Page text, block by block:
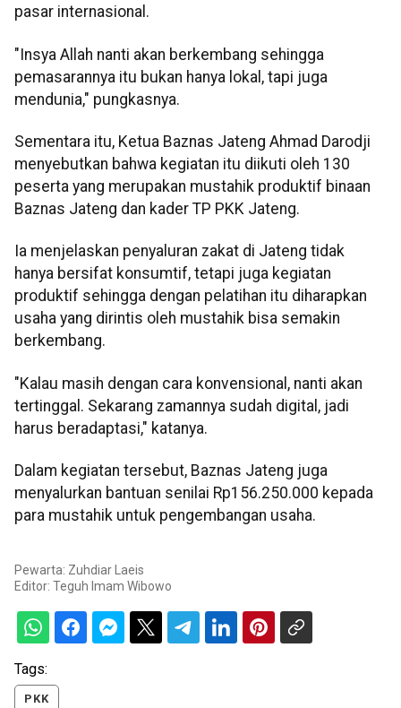
pasar internasional.
"Insya Allah nanti akan berkembang sehingga
pemasarannya itu bukan hanya lokal, tapi juga
mendunia," pungkasnya.
Sementara itu, Ketua Baznas Jateng Ahmad Darodji
menyebutkan bahwa kegiatan itu diikuti oleh 130
peserta yang merupakan mustahik produktif binaan
Baznas Jateng dan kader TP PKK Jateng.
Ia menjelaskan penyaluran zakat di Jateng tidak
hanya bersifat konsumtif, tetapi juga kegiatan
produktif sehingga dengan pelatihan itu diharapkan
usaha yang dirintis oleh mustahik bisa semakin
berkembang.
"Kalau masih dengan cara konvensional, nanti akan
tertinggal. Sekarang zamannya sudah digital, jadi
harus beradaptasi," katanya.
Dalam kegiatan tersebut, Baznas Jateng juga
menyalurkan bantuan senilai Rp156.250.000 kepada
para mustahik untuk pengembangan usaha.
Pewarta: Zuhdiar Laeis
Editor: Teguh Imam Wibowo
Tags:
PKK